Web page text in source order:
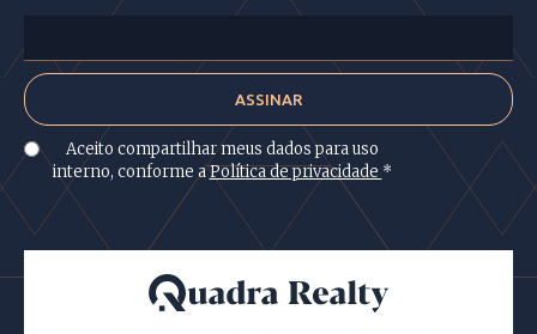
Aceito compartilhar meus dados para uso
interno, conforme aPolítica de privacidade *